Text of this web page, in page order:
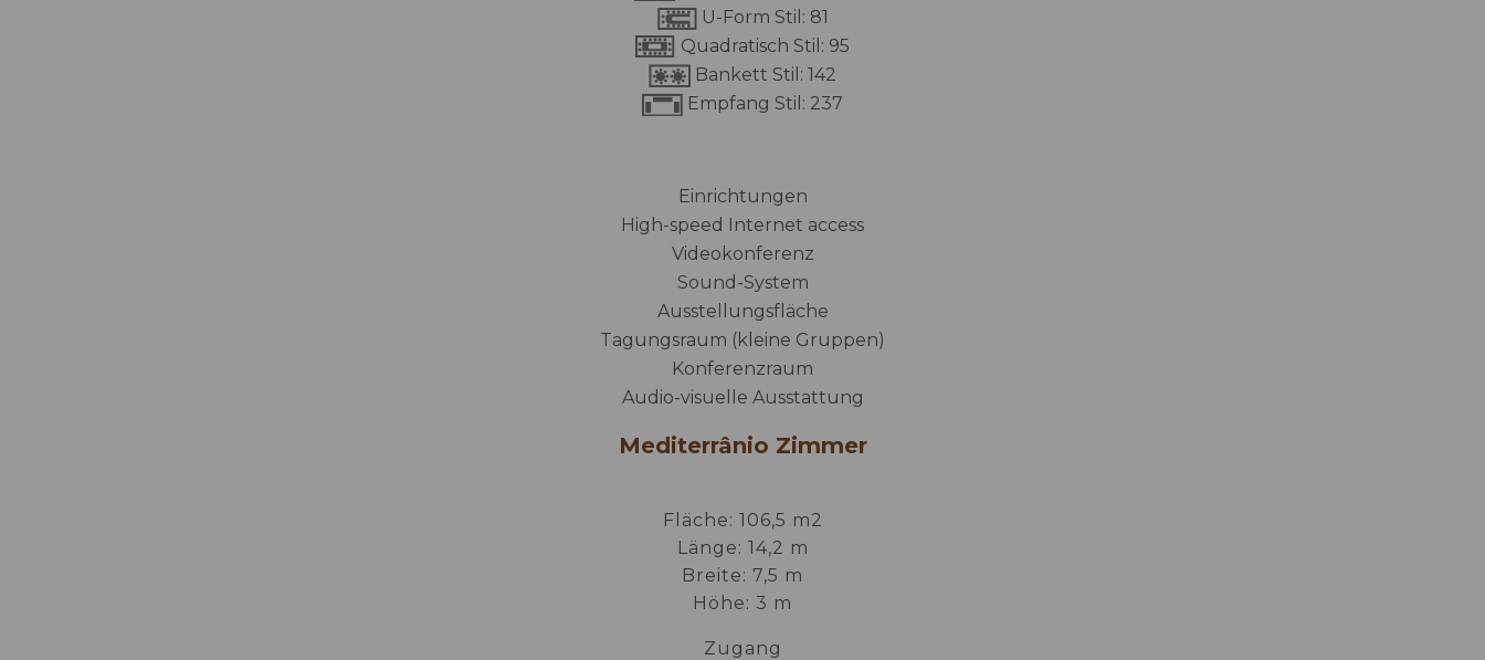
U-Form Stil: 81
Quadratisch Stil: 95
Bankett Stil: 142
Empfang Stil: 237
Einrichtungen
High-speed Internet access
Videokonferenz
Sound-System
Ausstellungsfläche
Tagungsraum (kleine Gruppen)
Konferenzraum
Audio-visuelle Ausstattung
Mediterrânio Zimmer
Fläche: 106,5 m2
Länge: 14,2 m
Breite: 7,5 m
Höhe: 3 m
Zugang